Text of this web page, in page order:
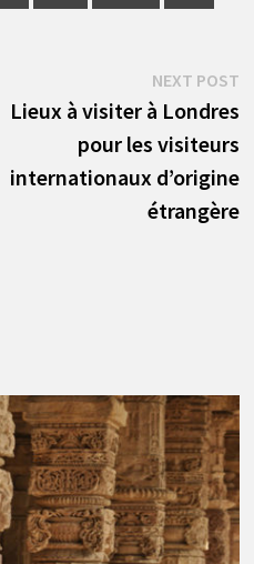
NEXT POST
Lieux à visiter à Londres
pour les visiteurs
internationaux d’origine
étrangère